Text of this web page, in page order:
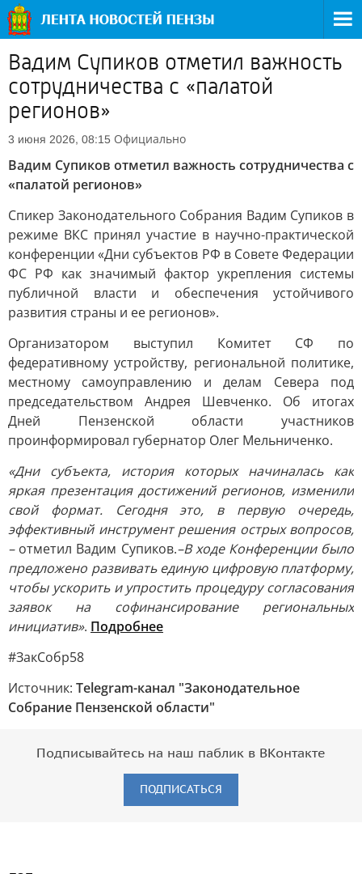
Вадим Супиков отметил важность
сотрудничества с «палатой
регионов»
3 июня 2026, 08:15 Официально
Вадим Супиков отметил важность сотрудничества с
«палатой регионов»
Спикер Законодательного Собрания Вадим Супиков в
режиме ВКС принял участие в научно-практической
конференции «Дни субъектов РФ в Совете Федерации
ФС РФ как значимый фактор укрепления системы
публичной власти и обеспечения устойчивого
развития страны и ее регионов».
Организатором выступил Комитет СФ по
федеративному устройству, региональной политике,
местному самоуправлению и делам Севера под
председательством Андрея Шевченко. Об итогах
Дней Пензенской области участников
проинформировал губернатор Олег Мельниченко.
«Дни субъекта, история которых начиналась как
яркая презентация достижений регионов, изменили
свой формат. Сегодня это, в первую очередь,
эффективный инструмент решения острых вопросов,
– отметил Вадим Супиков.–В ходе Конференции было
предложено развивать единую цифровую платформу,
чтобы ускорить и упростить процедуру согласования
заявок на софинансирование региональных
инициатив». Подробнее
#ЗакСобр58
Источник: Telegram-канал "Законодательное
Собрание Пензенской области"
Подписывайтесь на наш паблик в ВКонтакте
ПОДПИСАТЬСЯ